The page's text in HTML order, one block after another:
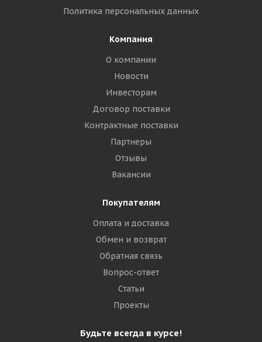
Политика персональных данных
Компания
О компании
Новости
Инвесторам
Договор поставки
Контрактные поставки
Партнеры
Отзывы
Вакансии
Покупателям
Оплата и доставка
Обмен и возврат
Обратная связь
Вопрос-ответ
Статьи
Проекты
Будьте всегда в курсе!